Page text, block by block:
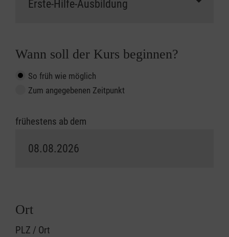
Wann soll der Kurs beginnen?
So früh wie möglich
Zum angegebenen Zeitpunkt
frühestens ab dem
Ort
PLZ / Ort